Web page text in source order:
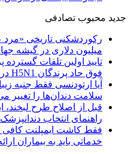
جدید محبوب تصادفی
میلیون دلاری در گیشه
تایید اولین تلفات گسترده
فوق حاد پرندگان H5N1 در استرالیا
آیا ارتودنسی فقط جنبه
سلامت دندان‌ها را تغییر
راهنمای انتخاب
فقط کاشت ایمپلنت
خدماتی باید به بیماران